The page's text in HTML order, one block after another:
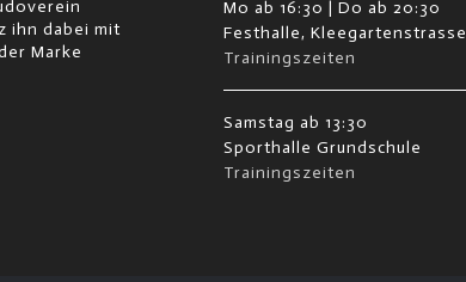
ihn dabei mit
Marke
Mo ab 16:30 | Do ab 20:30
Festhalle, Kleegartenstrasse
Trainingszeiten
Samstag ab 13:30
Sporthalle Grundschule
Trainingszeiten